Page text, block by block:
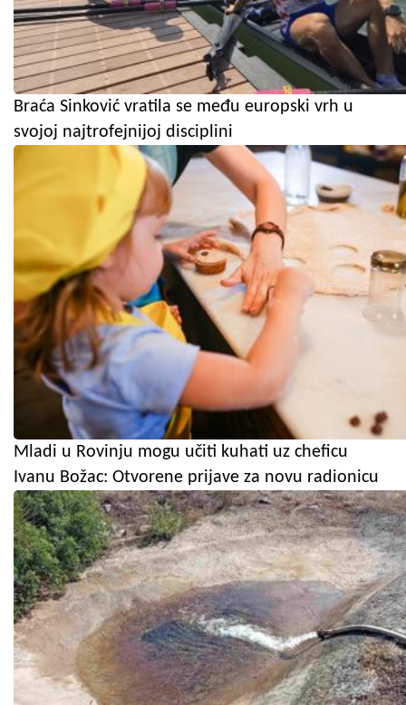
Braća Sinković vratila se među europski vrh u
svojoj najtrofejnijoj disciplini
Mladi u Rovinju mogu učiti kuhati uz cheficu
Ivanu Božac: Otvorene prijave za novu radionicu